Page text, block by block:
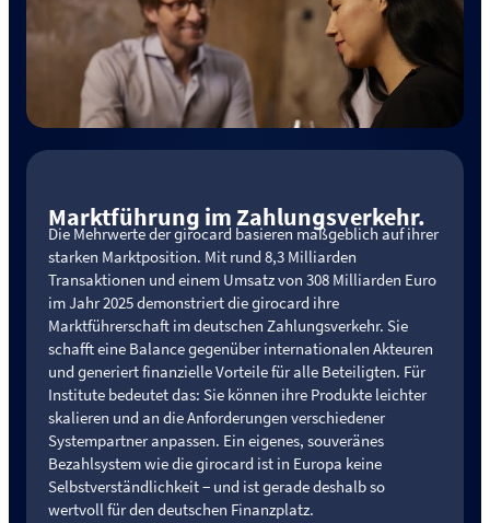
Marktführung im Zahlungsverkehr.
Die Mehrwerte der girocard basieren maßgeblich auf ihrer
starken Marktposition. Mit rund 8,3 Milliarden
Transaktionen und einem Umsatz von 308 Milliarden Euro
im Jahr 2025 demonstriert die girocard ihre
Marktführerschaft im deutschen Zahlungsverkehr. Sie
schafft eine Balance gegenüber internationalen Akteuren
und generiert finanzielle Vorteile für alle Beteiligten. Für
Institute bedeutet das: Sie können ihre Produkte leichter
skalieren und an die Anforderungen verschiedener
Systempartner anpassen. Ein eigenes, souveränes
Bezahlsystem wie die girocard ist in Europa keine
Selbstverständlichkeit − und ist gerade deshalb so
wertvoll für den deutschen Finanzplatz.